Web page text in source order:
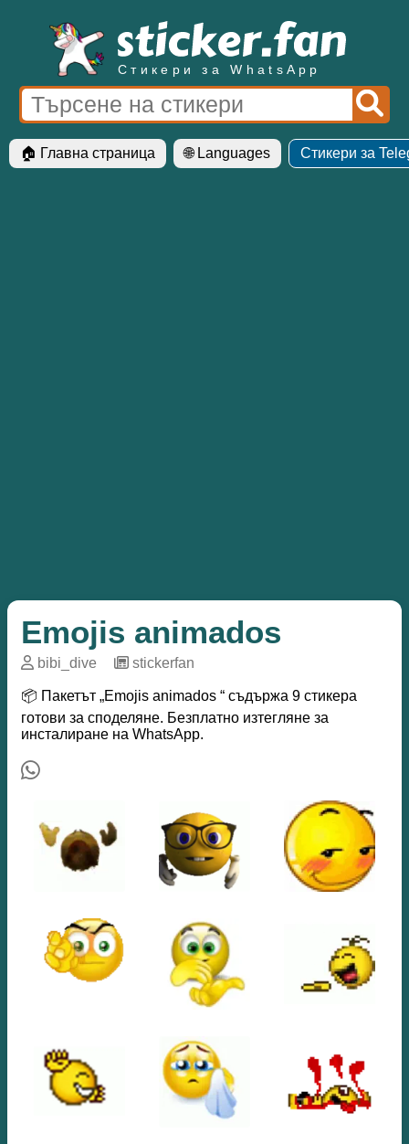
Стикери за WhatsApp
🏠 Главна страница 🌐 Languages Стикери за
Emojis animados
bibi_dive stickerfan
📦 Пакетът „Emojis animados “ съдържа 9 стикера
готови за споделяне. Безплатно изтегляне за
инсталиране на WhatsApp.